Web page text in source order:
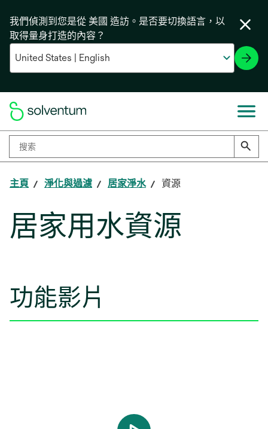
我們偵測到您是從 美國 造訪。是否要切換語言，以
取得量身打造的內容？
主頁 淨化與過濾 居家淨水 資源
居家用水資源
功能影片